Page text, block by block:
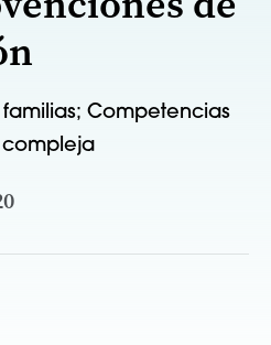
familias; Competencias